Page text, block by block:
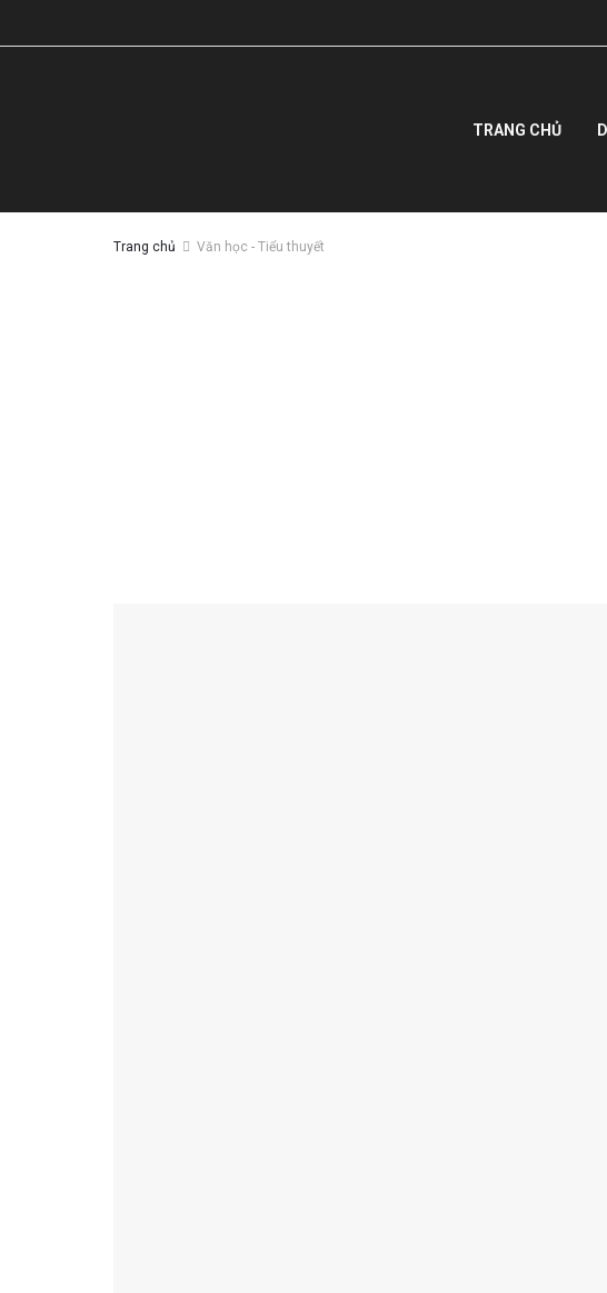
TRANG CHỦ
Trang chủ Văn học - Tiểu thuyết